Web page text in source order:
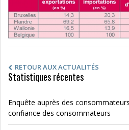
RETOUR AUX ACTUALITÉS
Statistiques récentes
Enquête auprès des
confiance des consommateurs